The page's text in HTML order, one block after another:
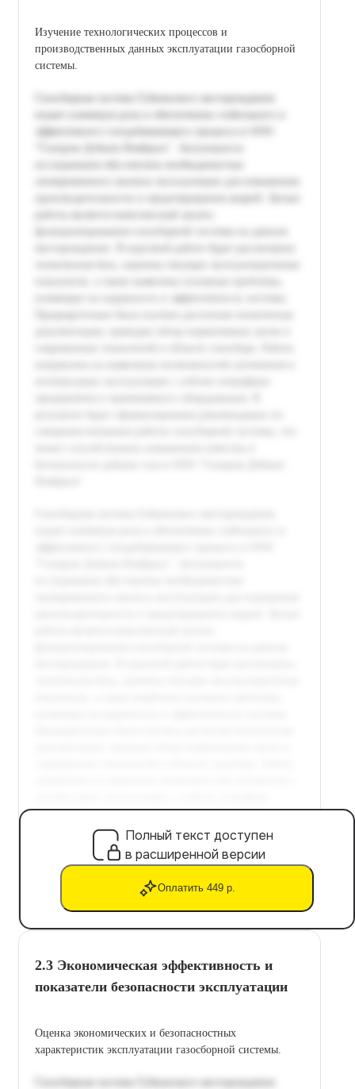
Изучение технологических процессов и
производственных данных эксплуатации газосборной
системы.
Полный текст доступен
в расширенной версии
Оплатить 449 р.
2.3 Экономическая эффективность и
показатели безопасности эксплуатации
Оценка экономических и безопасностных
характеристик эксплуатации газосборной системы.